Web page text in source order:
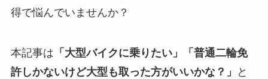
得で悩んでいませんか？
本記事は 「大型バイクに乗りたい」「普通二輪免
許しかないけど大型も取った方がいいかな？」
と